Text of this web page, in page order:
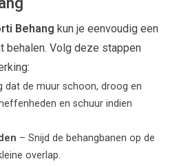
Behang kun je eenvoudig een
behalen. Volg deze stappen
dat de muur schoon, droog en
en schuur indien
– Snijd de behangbanen op de
overlap.